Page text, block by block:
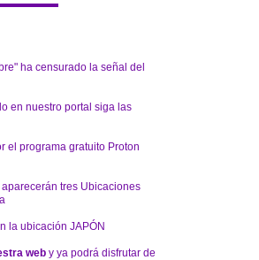
ha censurado la señal del
en nuestro portal siga las
el programa gratuito Proton
aparecerán tres Ubicaciones
la ubicación JAPÓN
web y ya podrá disfrutar de